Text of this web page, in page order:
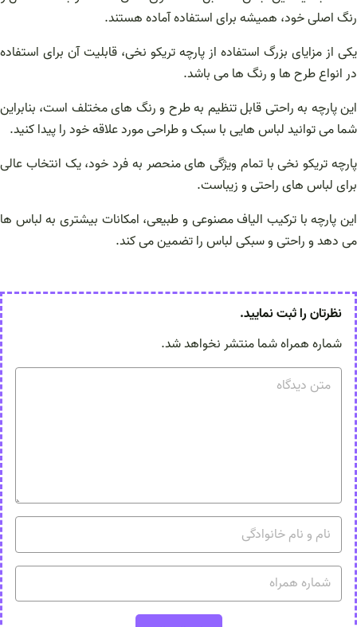
رنگ اصلی خود، همیشه برای استفاده آماده هستند.
یکی از مزایای بزرگ استفاده از پارچه تریکو نخی، قابلیت آن برای استفاده
در انواع طرح ها و رنگ ها می باشد.
این پارچه به راحتی قابل تنظیم به طرح و رنگ های مختلف است، بنابراین
شما می توانید لباس هایی با سبک و طراحی مورد علاقه خود را پیدا کنید.
پارچه تریکو نخی با تمام ویژگی های منحصر به فرد خود، یک انتخاب عالی
برای لباس های راحتی و زیباست.
این پارچه با ترکیب الیاف مصنوعی و طبیعی، امکانات بیشتری به لباس ها
می دهد و راحتی و سبکی لباس را تضمین می کند.
نظرتان را ثبت نمایید.
شماره همراه شما منتشر نخواهد شد.